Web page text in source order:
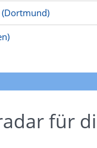
für